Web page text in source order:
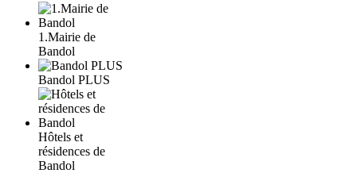
1.Mairie de
Bandol
Bandol PLUS
Hôtels et
résidences de
Bandol